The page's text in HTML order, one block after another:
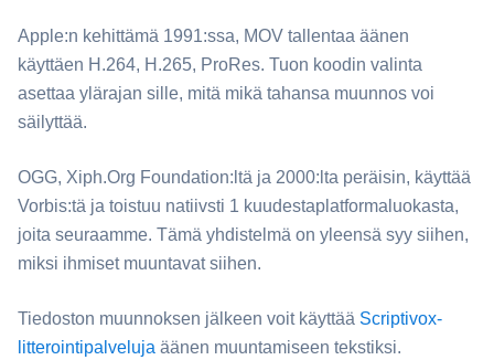
Apple:n kehittämä 1991:ssa, ⁦MOV⁩ tallentaa äänen
käyttäen H.264, H.265, ProRes. Tuon koodin valinta
asettaa ylärajan sille, mitä mikä tahansa muunnos voi
säilyttää.
⁦OGG⁩, Xiph.Org Foundation:ltä ja 2000:lta peräisin, käyttää
Vorbis:tä ja toistuu natiivsti 1 kuudestaplatformaluokasta,
joita seuraamme. Tämä yhdistelmä on yleensä syy siihen,
miksi ihmiset muuntavat siihen.
Tiedoston muunnoksen jälkeen voit käyttää Scriptivox-
litterointipalveluja äänen muuntamiseen tekstiksi.